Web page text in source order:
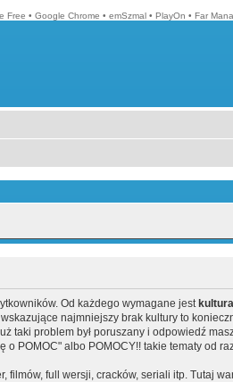
Free • Google Chrome • emSzmal • PlayOn • Far
Od każdego wymagane jest
najmniejszy brak kultury to
taki problem był poruszany i odpowiedź
POMOC" albo POMOCY!! takie tematy od
filmów, full wersji, cracków, seriali itp. Tutaj